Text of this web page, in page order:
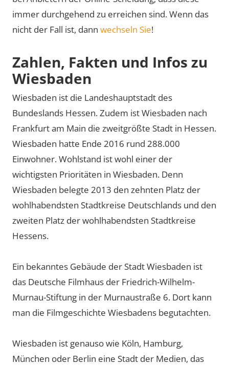
immer durchgehend zu erreichen sind. Wenn das
nicht der Fall ist, dann wechseln Sie!
Zahlen, Fakten und Infos zu
Wiesbaden
Wiesbaden ist die Landeshauptstadt des
Bundeslands Hessen. Zudem ist Wiesbaden nach
Frankfurt am Main die zweitgrößte Stadt in Hessen.
Wiesbaden hatte Ende 2016 rund 288.000
Einwohner. Wohlstand ist wohl einer der
wichtigsten Prioritäten in Wiesbaden. Denn
Wiesbaden belegte 2013 den zehnten Platz der
wohlhabendsten Stadtkreise Deutschlands und den
zweiten Platz der wohlhabendsten Stadtkreise
Hessens.
Ein bekanntes Gebäude der Stadt Wiesbaden ist
das Deutsche Filmhaus der Friedrich-Wilhelm-
Murnau-Stiftung in der Murnaustraße 6. Dort kann
man die Filmgeschichte Wiesbadens begutachten.
Wiesbaden ist genauso wie Köln, Hamburg,
München oder Berlin eine Stadt der Medien, das